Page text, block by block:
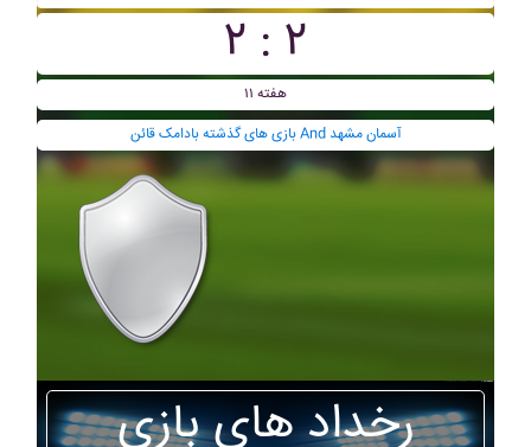
۲ : ۲
هفته ۱۱
بازی های گذشته بادامک قائن And آسمان مشهد
رخداد های بازی